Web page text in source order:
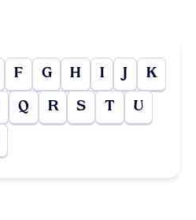
F G H I J K
Q R S T U